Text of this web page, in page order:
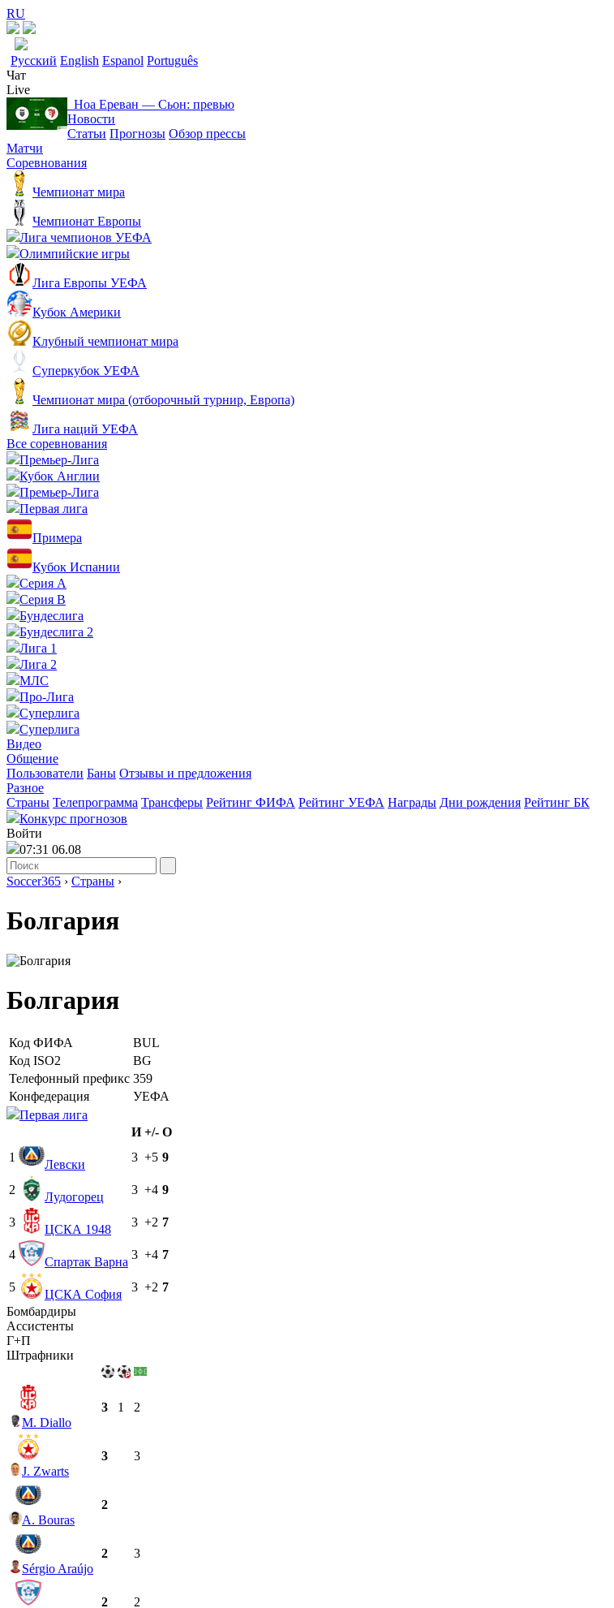
RU
Русский English Espanol Português
Чат
Live
Ноа Ереван ― Сьон: превью
Новости
Статьи Прогнозы Обзор прессы
Матчи
Соревнования
Чемпионат мира
Чемпионат Европы
Лига чемпионов УЕФА
Олимпийские игры
Лига Европы УЕФА
Кубок Америки
Клубный чемпионат мира
Суперкубок УЕФА
Чемпионат мира (отборочный турнир, Европа)
Лига наций УЕФА
Все соревнования
Премьер-Лига
Кубок Англии
Премьер-Лига
Первая лига
Примера
Кубок Испании
Серия А
Серия B
Бундеслига
Бундеслига 2
Лига 1
Лига 2
МЛС
Про-Лига
Суперлига
Суперлига
Видео
Общение
Пользователи Баны Отзывы и предложения
Разное
Страны Телепрограмма Трансферы Рейтинг ФИФА Рейтинг УЕФА Награды Дни рождения Рейтинг БК
Конкурс прогнозов
Войти
07:31 06.08
Soccer365 › Страны ›
Болгария
Болгария
Код ФИФА
BUL
Код ISO2
BG
Телефонный префикс 359
Конфедерация
УЕФА
Первая лига
И +/- О
1
Левски
3 +5 9
2
Лудогорец
3 +4 9
3
ЦСКА 1948
3 +2 7
4
Спартак Варна
3 +4 7
5
ЦСКА София
3 +2 7
Бомбардиры
Ассистенты
Г+П
Штрафники
M. Diallo
3 1 2
J. Zwarts
3 3
A. Bouras
2
Sérgio Araújo
2 3
2 2